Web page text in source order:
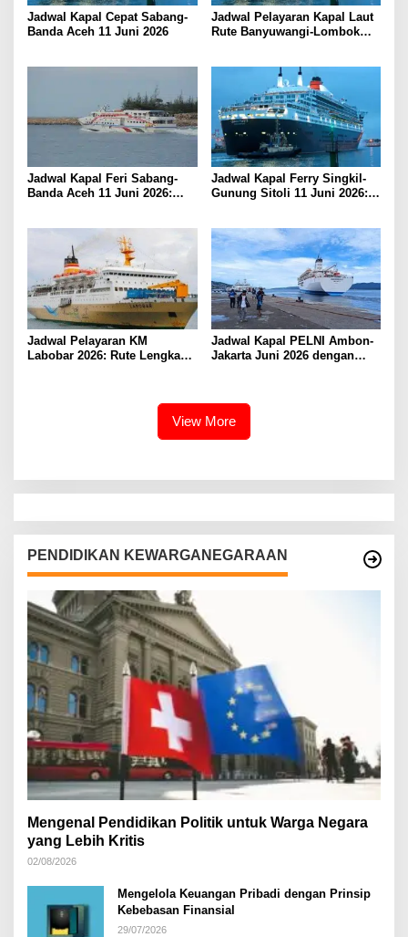
Jadwal Kapal Cepat Sabang-
Banda Aceh 11 Juni 2026
Jadwal Pelayaran Kapal Laut
Rute Banyuwangi-Lombok
Jadwal Kapal Feri Sabang-
Banda Aceh 11 Juni 2026:
Jadwal Kapal Ferry Singkil-
Gunung Sitoli 11 Juni 2026:
Jadwal Pelayaran KM
Labobar 2026: Rute Lengkap
Jadwal Kapal PELNI Ambon-
Jakarta Juni 2026 dengan
View More
PENDIDIKAN KEWARGANEGARAAN
Mengenal Pendidikan Politik untuk Warga Negara
yang Lebih Kritis
02/08/2026
Mengelola Keuangan Pribadi dengan Prinsip
Kebebasan Finansial
29/07/2026